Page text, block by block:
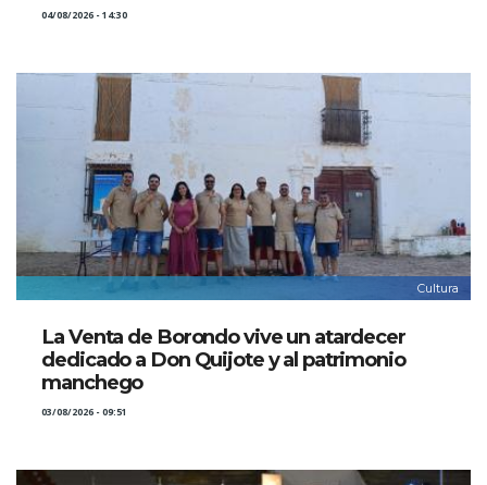
04/08/2026 - 14:30
Cultura
La Venta de Borondo vive un atardecer
dedicado a Don Quijote y al patrimonio
manchego
03/08/2026 - 09:51